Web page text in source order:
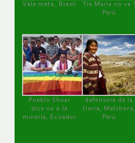
Vale mata, Brasil
Tía María no va !
Perú
Pueblo Shuar
dice no a la
minería, Ecuador
defensora de la
tierra, Melchora,
Perú